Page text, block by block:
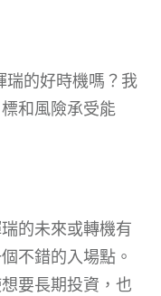
瑞的好時機嗎？我
和風險承受能
的未來或轉機有
不錯的入場點。
要長期投資，也